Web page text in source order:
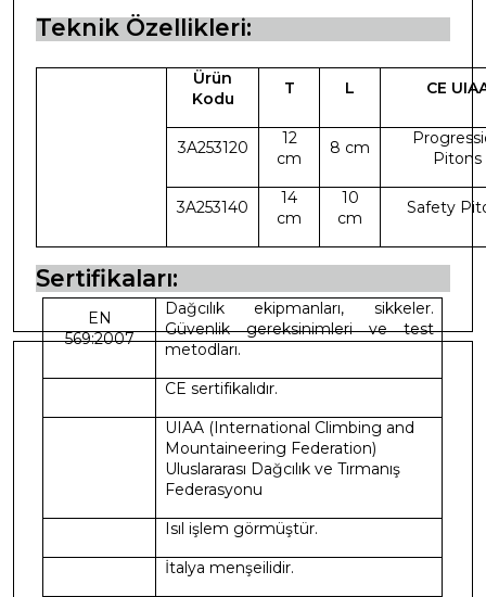
Teknik Özellikleri:
Ürün
Kodu
T L CE
3A253120
12
cm
8 cm
Pitons
3A253140
14
cm
10
cm
Safety
Sertifikaları:
EN
569:2007
Dağcılık ekipmanları, sikkeler.
Güvenlik gereksinimleri ve test
metodları.
CE sertifikalıdır.
UIAA (International Climbing and
Mountaineering Federation)
Uluslararası Dağcılık ve Tırmanış
Federasyonu
Isıl işlem görmüştür.
İtalya menşeilidir.